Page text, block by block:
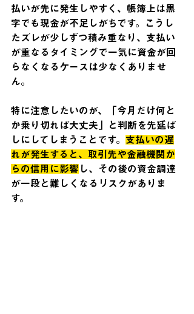
払いが先に発生しやすく、帳簿上は黒
字でも現金が不足しがちです。こうし
たズレが少しずつ積み重なり、支払い
が重なるタイミングで一気に資金が回
らなくなるケースは少なくありませ
ん。
特に注意したいのが、「今月だけ何と
か乗り切れば大丈夫」と判断を先延ば
しにしてしまうことです。 支払いの遅
れが発生すると、取引先や金融機関か
らの信用に影響 し、その後の資金調達
が一段と難しくなるリスクがありま
す。